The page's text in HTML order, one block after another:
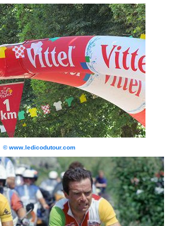
© www.ledicodutour.com